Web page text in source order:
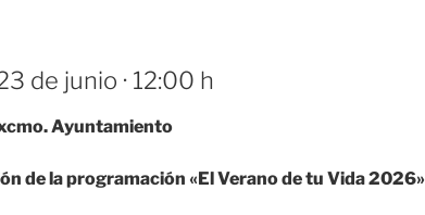
de junio · 12:00 h
Ayuntamiento
de la programación «El Verano de tu Vida 2026»